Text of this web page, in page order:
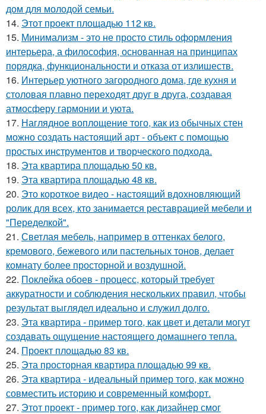
дом для молодой семьи.
14. Этот проект площадью 112 кв.
15. Минимализм - это не просто стиль оформления
интерьера, а философия, основанная на принципах
порядка, функциональности и отказа от излишеств.
16. Интерьер уютного загородного дома, где кухня и
столовая плавно переходят друг в друга, создавая
атмосферу гармонии и уюта.
17. Наглядное воплощение того, как из обычных стен
можно создать настоящий арт - объект с помощью
простых инструментов и творческого подхода.
18. Эта квартира площадью 50 кв.
19. Эта квартира площадью 48 кв.
20. Это короткое видео - настоящий вдохновляющий
ролик для всех, кто занимается реставрацией мебели и
"Переделкой".
21. Светлая мебель, например в оттенках белого,
кремового, бежевого или пастельных тонов, делает
комнату более просторной и воздушной.
22. Поклейка обоев - процесс, который требует
аккуратности и соблюдения нескольких правил, чтобы
результат выглядел идеально и служил долго.
23. Эта квартира - пример того, как цвет и детали могут
создавать ощущение настоящего домашнего тепла.
24. Проект площадью 83 кв.
25. Эта просторная квартира площадью 99 кв.
26. Эта квартира - идеальный пример того, как можно
совместить историю и современный комфорт.
27. Этот проект - пример того, как дизайнер смог